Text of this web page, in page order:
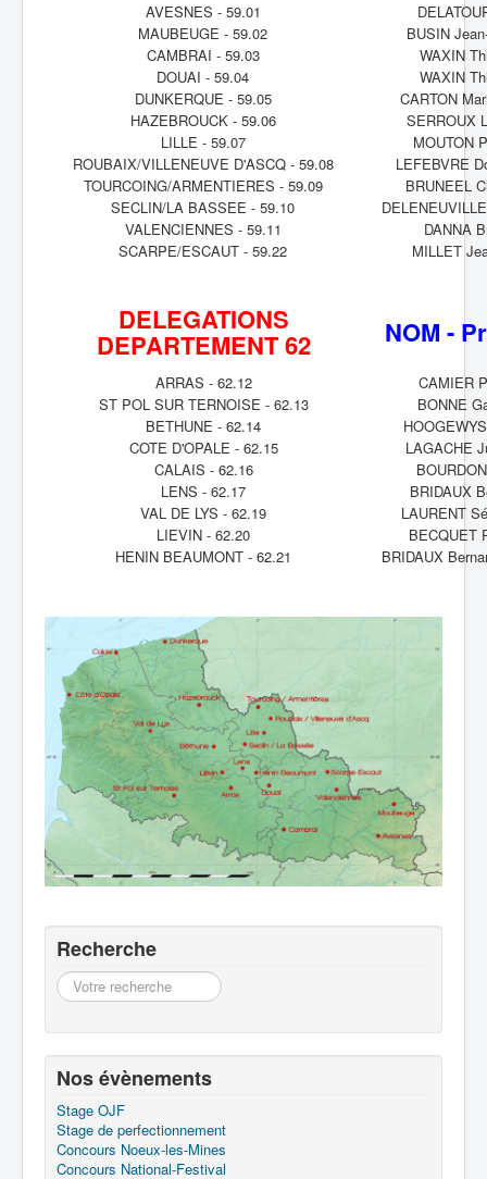
AVESNES - 59.01
MAUBEUGE - 59.02
BUSIN
CAMBRAI - 59.03
WAXIN
DOUAI - 59.04
WAXIN
DUNKERQUE - 59.05
CARTON
HAZEBROUCK - 59.06
SERROUX
LILLE - 59.07
MOUTON
ROUBAIX/VILLENEUVE D'ASCQ - 59.08
LEFEBVRE
TOURCOING/ARMENTIERES - 59.09
BRUNEEL
SECLIN/LA BASSEE - 59.10
VALENCIENNES - 59.11
DANNA
SCARPE/ESCAUT - 59.22
MILLET
DELEGATIONS
DEPARTEMENT 62 NOM -
ARRAS - 62.12
CAMIER
ST POL SUR TERNOISE - 62.13
BONNE
BETHUNE - 62.14
COTE D'OPALE - 62.15
LAGACHE
CALAIS - 62.16
LENS - 62.17
BRIDAUX
VAL DE LYS - 62.19
LAURENT
LIEVIN - 62.20
BECQUET
HENIN BEAUMONT - 62.21
BRIDAUX
Recherche
Recherche
Nos évènements
Stage OJF
Stage de perfectionnement
Concours Noeux-les-Mines
Concours National-Festival